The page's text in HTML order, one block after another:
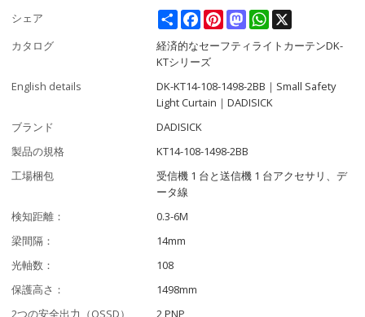
シェア ShareFacebookPinterestMastodonWhatsApp
カタログ
経済的なセーフティライトカーテンDK-
KTシリーズ
English details
DK-KT14-108-1498-2BB｜Small Safety
Light Curtain｜DADISICK
ブランド
DADISICK
製品の規格
KT14-108-1498-2BB
工場梱包
受信機 1 台と送信機 1 台アクセサリ、デ
ータ線
検知距離：
0.3-6M
梁間隔：
14mm
光軸数：
108
保護高さ：
1498mm
2つの安全出力（OSSD）
2 PNP